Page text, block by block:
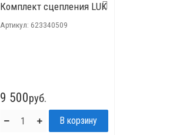
Комплект сцепления LUK
Артикул: 623340509
9 500руб.